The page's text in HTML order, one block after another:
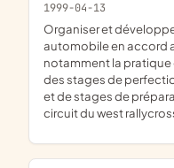
1999-04-13
organiser et développer la pratique du sport
automobile en accord
notamment la
des stages de
et de stages de
circuit du west